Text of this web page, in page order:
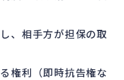
、相手方が担保の取
権利（即時抗告権な